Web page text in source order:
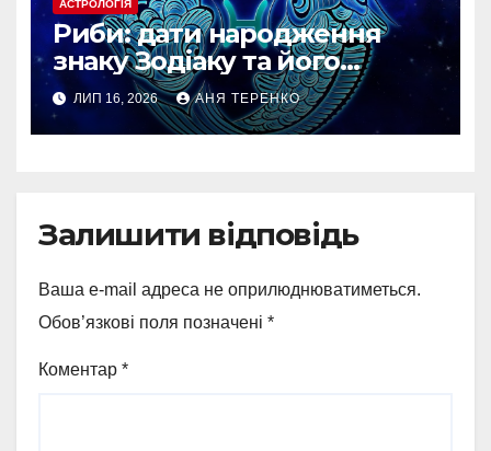
АСТРОЛОГІЯ
Риби: дати народження
знаку Зодіаку та його
особливості
ЛИП 16, 2026 АНЯ ТЕРЕНКО
Залишити відповідь
Ваша e-mail адреса не оприлюднюватиметься.
Обов’язкові поля позначені *
Коментар *